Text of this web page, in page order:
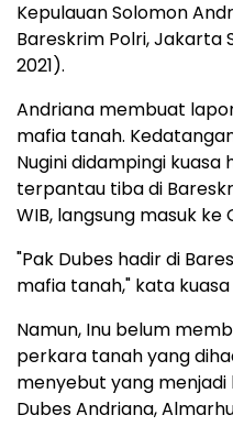
Kepulauan Solomon
Bareskrim Polri, Jakarta
2021).
Andriana membuat
mafia tanah.
Nugini didampingi kuasa
terpantau tiba di
WIB, langsung masuk ke
"Pak Dubes hadir di
mafia tanah," kata
Namun, Inu belum
perkara tanah yang
menyebut yang
Dubes Andriana,